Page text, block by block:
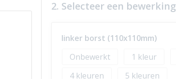
2. Selecteer een bewerking
linker borst (110x110mm)
Onbewerkt
1
4
5